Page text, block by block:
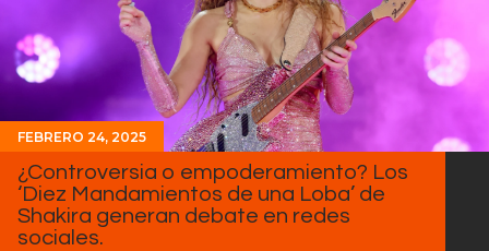
FEBRERO 24, 2025
¿Controversia o empoderamiento? Los
‘Diez Mandamientos de una Loba’ de
Shakira generan debate en redes
sociales.